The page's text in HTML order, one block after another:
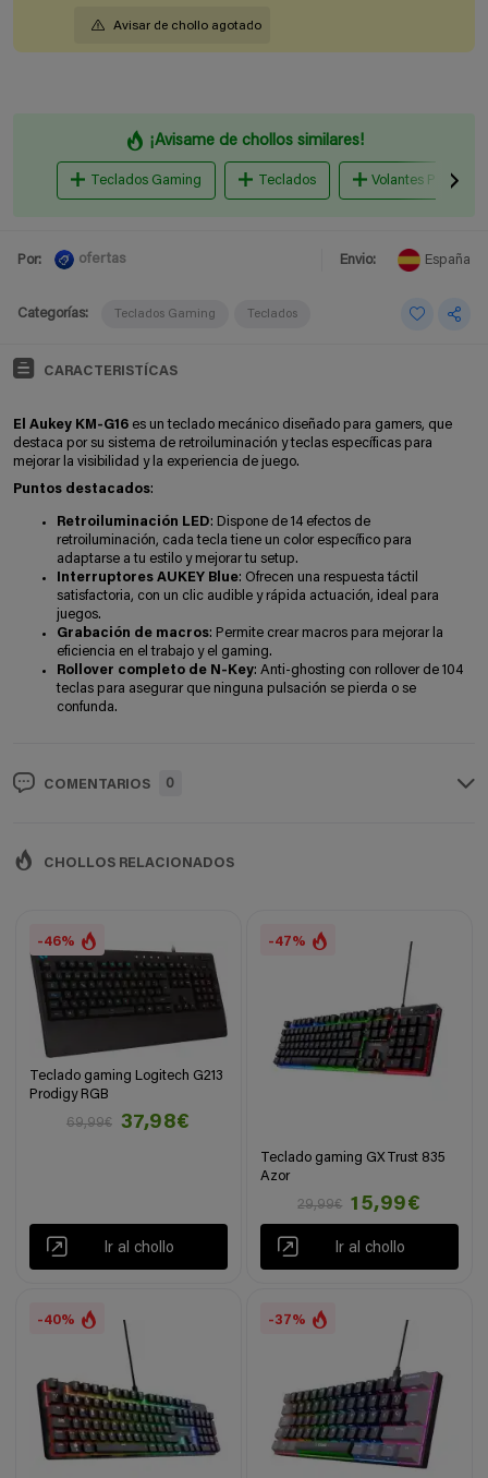
Avisar de chollo agotado
¡Avisame de chollos similares!
Teclados Gaming Teclados Volantes PC
Por: ofertas Envio: España
Categorías: Teclados Gaming Teclados
CARACTERISTÍCAS
El Aukey KM-G16 es un teclado mecánico diseñado para gamers, que
destaca por su sistema de retroiluminación y teclas específicas para
mejorar la visibilidad y la experiencia de juego.
Puntos destacados:
Retroiluminación LED: Dispone de 14 efectos de
retroiluminación, cada tecla tiene un color específico para
adaptarse a tu estilo y mejorar tu setup.
Interruptores AUKEY Blue: Ofrecen una respuesta táctil
satisfactoria, con un clic audible y rápida actuación, ideal para
juegos.
Grabación de macros: Permite crear macros para mejorar la
eficiencia en el trabajo y el gaming.
Rollover completo de N-Key: Anti-ghosting con rollover de 104
teclas para asegurar que ninguna pulsación se pierda o se
confunda.
COMENTARIOS 0
CHOLLOS RELACIONADOS
-46%
Teclado gaming Logitech G213
Prodigy RGB
69,99€
37,98€
Ir al chollo
-47%
Teclado gaming GXTrust 835
Azor
29,99€
15,99€
Ir al chollo
-40% -37%